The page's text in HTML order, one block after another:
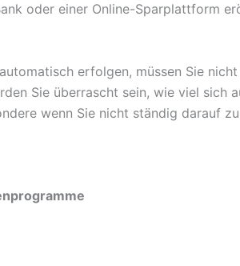
oder einer Online-Sparplattform
erfolgen, müssen Sie
Sie überrascht sein, wie viel sich
wenn Sie nicht ständig darauf